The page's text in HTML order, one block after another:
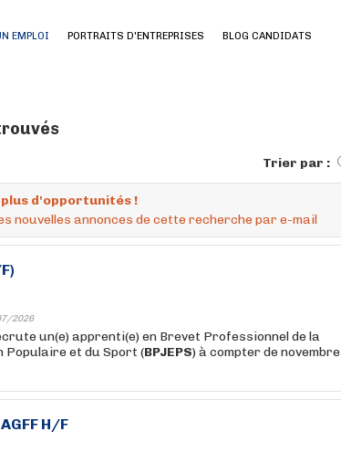
EMPLOI PORTRAITS D'ENTREPRISES BLOG CANDIDATS
Trier par :
d'opportunités !
nouvelles annonces de cette recherche par e-mail
2026
un(e) apprenti(e) en Brevet Professionnel de la
Populaire et du Sport (BPJEPS) à compter de novembre
AGFF H/F